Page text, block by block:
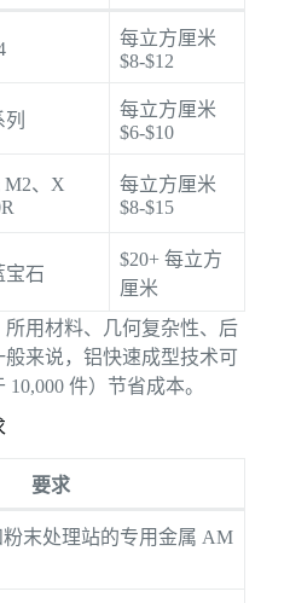
每立方厘米
$8-$12
每立方厘米
$6-$10
M2、X
每立方厘米
$8-$15
宝石
$20+ 每立方
厘米
用材料、几何复杂性、后
来说，铝快速成型技术可
件）节省成本。
要求
末处理站的专用金属 AM